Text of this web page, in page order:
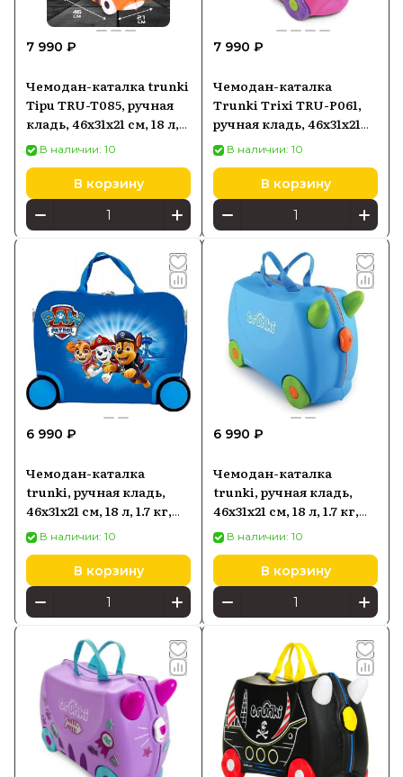
7 990 ₽
Чемодан-каталка trunki
Tipu TRU-T085, ручная
кладь, 46х31х21 см, 18 л,
1.7 кг, оранжевый
В наличии: 10
В корзину
7 990 ₽
Чемодан-каталка
Trunki Trixi TRU-P061,
ручная кладь, 46х31х21
см, 1.7 кг, розовый
В наличии: 10
В корзину
6 990 ₽
Чемодан-каталка
trunki, ручная кладь,
46х31х21 см, 18 л, 1.7 кг,
Щенячий патруль
В наличии: 10
В корзину
6 990 ₽
Чемодан-каталка
trunki, ручная кладь,
46х31х21 см, 18 л, 1.7 кг,
Terrance
В наличии: 10
В корзину